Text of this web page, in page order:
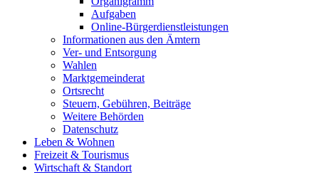
Aufgaben
Online-Bürgerdienstleistungen
Informationen aus den Ämtern
Ver- und Entsorgung
Wahlen
Marktgemeinderat
Ortsrecht
Steuern, Gebühren, Beiträge
Weitere Behörden
Datenschutz
Leben & Wohnen
Freizeit & Tourismus
Wirtschaft & Standort